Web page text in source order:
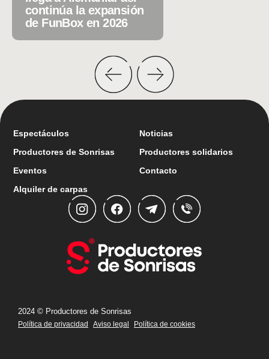
continúa la expansión
de FunBox en 2026
Espectáculos
Productores de Sonrisas
Eventos
Alquiler de carpas
Noticias
Productores solidarios
Contacto
2024 © Productores de Sonrisas
Política de privacidad Aviso legal Política de cookies